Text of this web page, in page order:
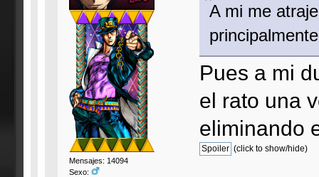
Mensajes: 14094
Sexo:
A mi me
Pues a mi
el rato una
eliminando
(click to show/hide)